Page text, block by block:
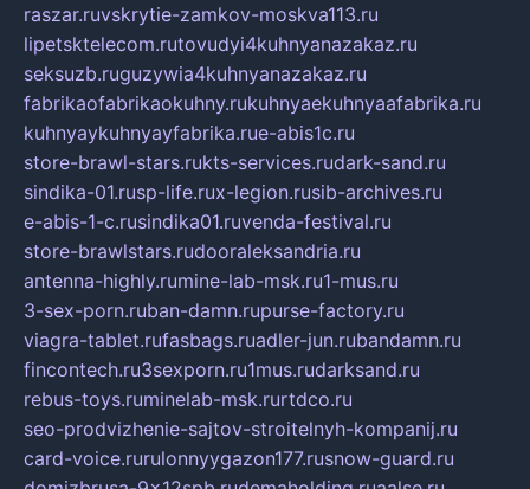
raszar.ruvskrytie-zamkov-moskva113.ru
lipetsktelecom.rutovudyi4kuhnyanazakaz.ru
seksuzb.ruguzywia4kuhnyanazakaz.ru
fabrikaofabrikaokuhny.rukuhnyaekuhnyaafabrika.ru
kuhnyaykuhnyayfabrika.rue-abis1c.ru
store-brawl-stars.rukts-services.rudark-sand.ru
sindika-01.rusp-life.rux-legion.rusib-archives.ru
e-abis-1-c.rusindika01.ruvenda-festival.ru
store-brawlstars.rudooraleksandria.ru
antenna-highly.rumine-lab-msk.ru1-mus.ru
3-sex-porn.ruban-damn.rupurse-factory.ru
viagra-tablet.rufasbags.ruadler-jun.rubandamn.ru
fincontech.ru3sexporn.ru1mus.rudarksand.ru
rebus-toys.ruminelab-msk.rurtdco.ru
seo-prodvizhenie-sajtov-stroitelnyh-kompanij.ru
card-voice.rurulonnyygazon177.rusnow-guard.ru